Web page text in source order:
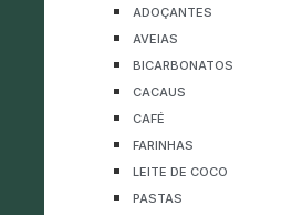
ADOÇANTES
AVEIAS
BICARBONATOS
CACAUS
CAFÉ
FARINHAS
LEITE DE COCO
PASTAS